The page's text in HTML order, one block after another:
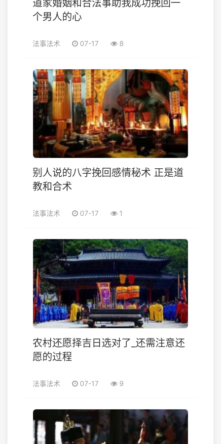
道家婚姻和合法事助我成功挽回一
个男人的心
法事法术 07-17 8
别人说的八字挽回感情秘术 正是道
教和合术
法事法术 07-17 1
农村还愿择吉日选对了_还需注意还
愿的过程
法事法术 07-17 9